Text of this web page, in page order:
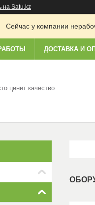
на Satu.kz
Сейчас у компании
ДОСТАВКА И
ценит качество